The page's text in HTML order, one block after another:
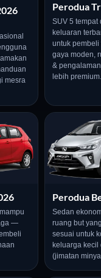
mesra
Perodua
SUV 5 tempat
keluaran
untuk pembeli
gaya moden,
&
lebih premium.
—
Perodua
Sedan
ruang but
sesuai untuk
keluarga
(jimatan